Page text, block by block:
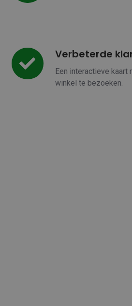
Verbeterde
Een interactieve kaart
winkel te bezoeken.
Verbeterde
klantbeleving